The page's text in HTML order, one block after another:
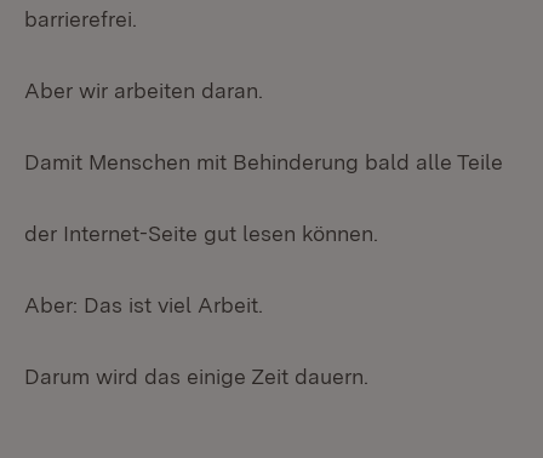
barrierefrei.
Aber wir arbeiten daran.
Damit Menschen mit Behinderung bald alle Teile
der Internet-Seite gut lesen können.
Aber: Das ist viel Arbeit.
Darum wird das einige Zeit dauern.